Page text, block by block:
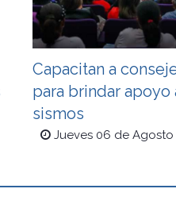
Capacitan a
para brindar apoyo
sismos
Jueves 06 de Agosto